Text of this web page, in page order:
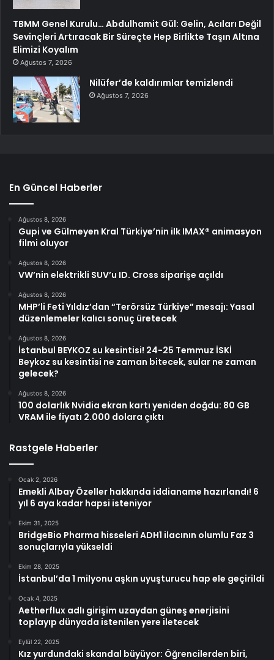
TBMM Genel Kurulu… Abdulhamit Gül: Gelin, Acıları Değil
Sevinçleri Artıracak Bir Süreçte Hep Birlikte Taşın Altına
Elimizi Koyalım
Ağustos 7, 2026
Nilüfer’de kaldırımlar temizlendi
Ağustos 7, 2026
En Güncel Haberler
Ağustos 8, 2026
Gupi ve Gülmeyen Kral Türkiye’nin ilk IMAX® animasyon
filmi oluyor
Ağustos 8, 2026
VW’nin elektrikli SUV’u ID. Cross siparişe açıldı
Ağustos 8, 2026
MHP’li Feti Yıldız’dan “Terörsüz Türkiye” mesajı: Yasal
düzenlemeler kalıcı sonuç üretecek
Ağustos 8, 2026
İstanbul BEYKOZ su kesintisi! 24-25 Temmuz İSKİ
Beykoz su kesintisi ne zaman bitecek, sular ne zaman
gelecek?
Ağustos 8, 2026
100 dolarlık Nvidia ekran kartı yeniden doğdu: 80 GB
VRAM ile fiyatı 2.000 dolara çıktı
Rastgele Haberler
Ocak 2, 2026
Emekli Albay Özeller hakkında iddianame hazırlandı! 6
yıl 6 aya kadar hapsi isteniyor
Ekim 31, 2025
BridgeBio Pharma hisseleri ADH1 ilacının olumlu Faz 3
sonuçlarıyla yükseldi
Ekim 28, 2025
İstanbul’da 1 milyonu aşkın uyuşturucu hap ele geçirildi
Ocak 4, 2025
Aetherflux adlı girişim uzaydan güneş enerjisini
toplayıp dünyada istenilen yere iletecek
Eylül 22, 2025
Kız yurdundaki skandal büyüyor: Öğrencilerden biri,